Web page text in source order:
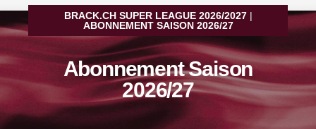
BRACK.CH SUPER LEAGUE 2026/2027
ABONNEMENT SAISON 2026/27
Abonnement Saison
2026/27